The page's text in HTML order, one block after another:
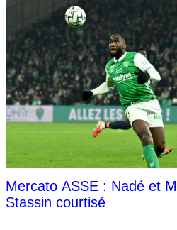
Mercato ASSE : Nadé et
Stassin courtisé